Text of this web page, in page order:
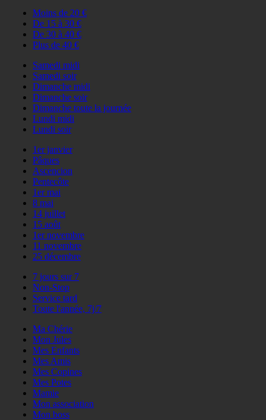
Moins de 20 €
De 15 à 30 €
De 30 à 40 €
Plus de 40 €
Samedi midi
Samedi soir
Dimanche midi
Dimanche soir
Dimanche toute la journée
Lundi midi
Lundi soir
1er janvier
Pâques
Ascencion
Pentecôte
1er mai
8 mai
14 juillet
15 août
1er novembre
11 novembre
25 décembre
7 jours sur 7
Non-Stop
Service tard
Toute l'année, 7j/7
Ma Chérie
Mon Jules
Mes Enfants
Mes Amis
Mes Copines
Mes Potes
Mamie
Mon association
Mon boss